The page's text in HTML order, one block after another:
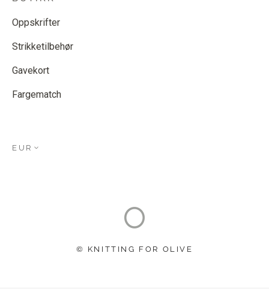
Oppskrifter
Strikketilbehør
Gavekort
Fargematch
EUR
© KNITTING FOR OLIVE